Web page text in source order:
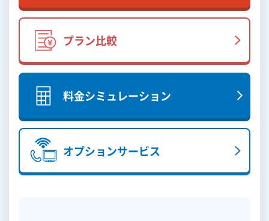
プラン比較
料金シミュレーション
オプションサービス